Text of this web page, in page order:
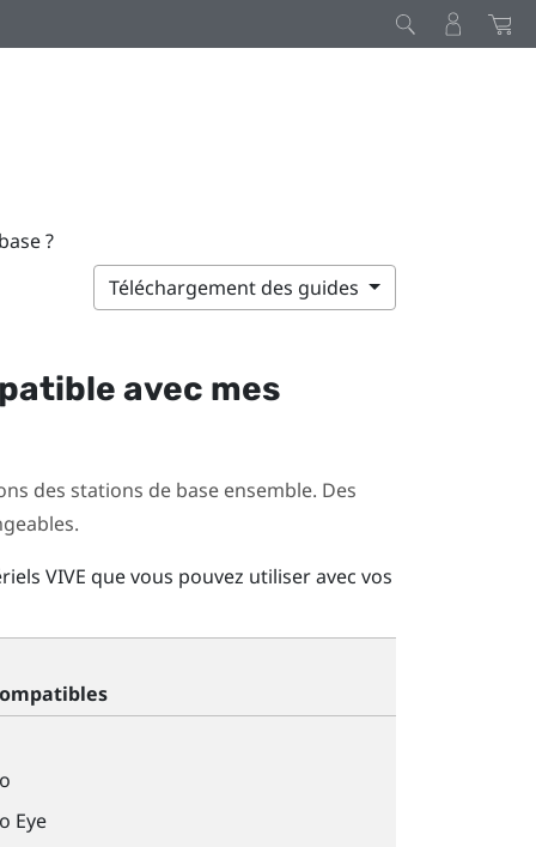
?
Téléchargement des guides
avec mes
des stations de base ensemble. Des
VIVE que vous pouvez utiliser avec vos
Eye